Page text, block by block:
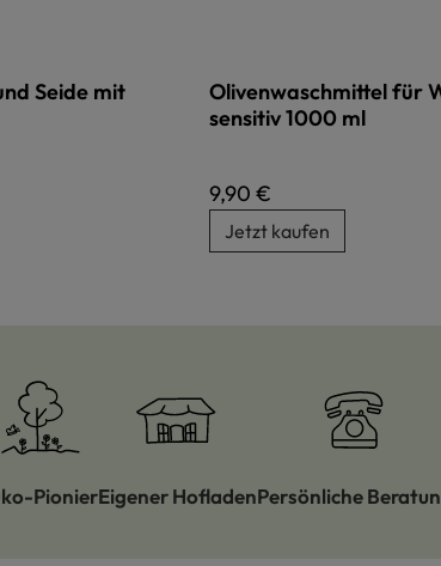
Seide mit
Olivenwaschmittel für
sensitiv 1000 ml
Regulärer Preis:
9,90 €
Jetzt kaufen
PionierEigener HofladenPersönliche